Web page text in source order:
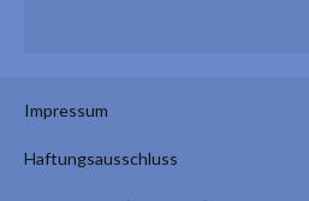
Impressum
Haftungsausschluss